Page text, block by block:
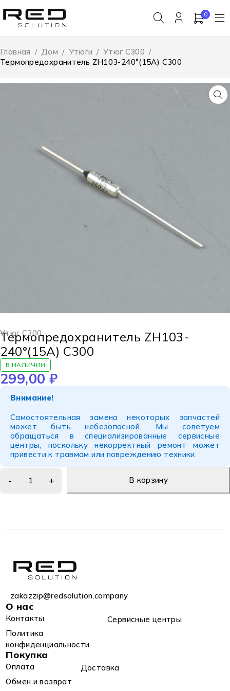
0
Главная / Дом / Утюги / Утюг С300 /
Термопредохранитель ZH103-240°(15A) С300
Утюг С300
Термопредохранитель ZH103-
240°(15A) С300
В НАЛИЧИИ
299,00 ₽
Внимание!
Самостоятельная замена некоторых запчастей
может быть небезопасной. Мы советуем
обращаться в специализированные сервисные
центры, поскольку некорректный ремонт может
привести к травмам или повреждению техники.
В корзину
zakazzip@redsolution.company
О нас
Контакты
Сервисные центры
Политика
конфиденциальности
Покупка
Оплата
Доставка
Обмен и возврат